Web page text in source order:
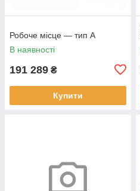
Робоче місце — тип А
В наявності
191 289 ₴
Купити